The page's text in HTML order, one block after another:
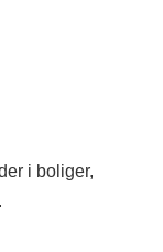
i boliger,